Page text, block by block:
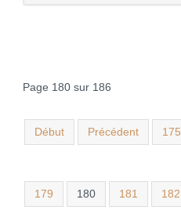
Page 180 sur 186
Début Précédent 175
179 180 181 182